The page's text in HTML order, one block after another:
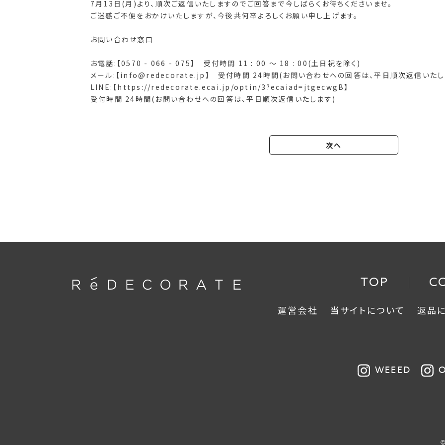
7月13日(月)より、順次ご返信いたしますのでご回答まで今しばらくお待ちくださいませ。
ご迷惑ご不便をおかけいたしますが、今後共何卒よろしくお願い申し上げます。
お問い合わせ窓口
お電話:【0570 - 066 - 075】 受付時間 11 : 00 ～ 18 : 00(土日祝を除く)
メール:【info@redecorate.jp】 受付時間 24時間(お問い合わせへの回答は、平日順次返信いた
LINE:【https://redecorate.ecai.jp/optin/3?ecaiad=jtgecwgB】
受付時間 24時間(お問い合わせへの回答は、平日順次返信いたします)
次へ
TOP
運営会社 当サイトについて 返品
WEEED